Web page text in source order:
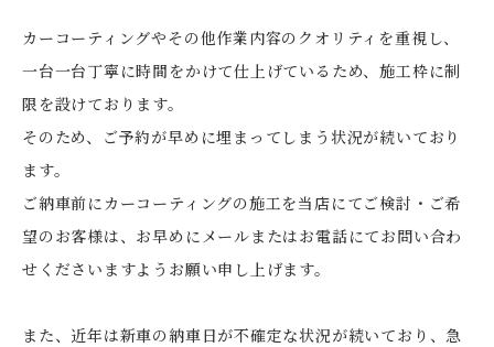
カーコーティングやその他作業内容のクオリティを重視し、
一台一台丁寧に時間をかけて仕上げているため、施工枠に制
限を設けております。
そのため、ご予約が早めに埋まってしまう状況が続いており
ます。
ご納車前にカーコーティングの施工を当店にてご検討・ご希
望のお客様は、お早めにメールまたはお電話にてお問い合わ
せくださいますようお願い申し上げます。
また、近年は新車の納車日が不確定な状況が続いており、急